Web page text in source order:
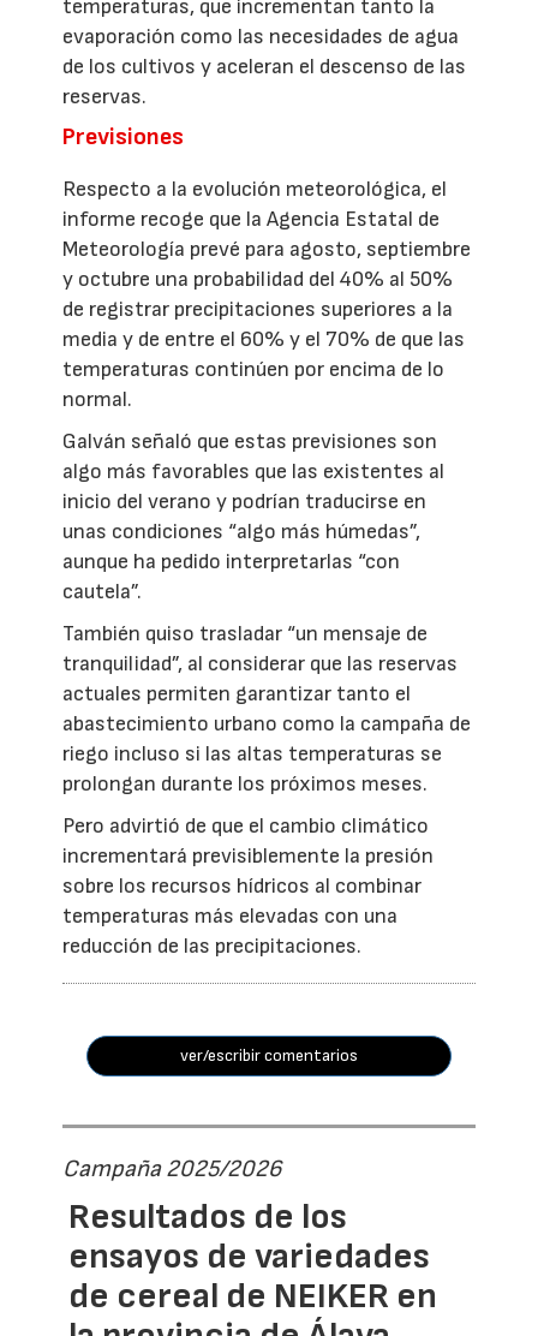
temperaturas, que incrementan tanto la
evaporación como las necesidades de agua
de los cultivos y aceleran el descenso de las
reservas.
Previsiones
Respecto a la evolución meteorológica, el
informe recoge que la Agencia Estatal de
Meteorología prevé para agosto, septiembre
y octubre una probabilidad del 40% al 50%
de registrar precipitaciones superiores a la
media y de entre el 60% y el 70% de que las
temperaturas continúen por encima de lo
normal.
Galván señaló que estas previsiones son
algo más favorables que las existentes al
inicio del verano y podrían traducirse en
unas condiciones “algo más húmedas”,
aunque ha pedido interpretarlas “con
cautela”.
También quiso trasladar “un mensaje de
tranquilidad”, al considerar que las reservas
actuales permiten garantizar tanto el
abastecimiento urbano como la campaña de
riego incluso si las altas temperaturas se
prolongan durante los próximos meses.
Pero advirtió de que el cambio climático
incrementará previsiblemente la presión
sobre los recursos hídricos al combinar
temperaturas más elevadas con una
reducción de las precipitaciones.
ver/escribir comentarios
Campaña 2025/2026
Resultados de los
ensayos de variedades
de cereal de NEIKER en